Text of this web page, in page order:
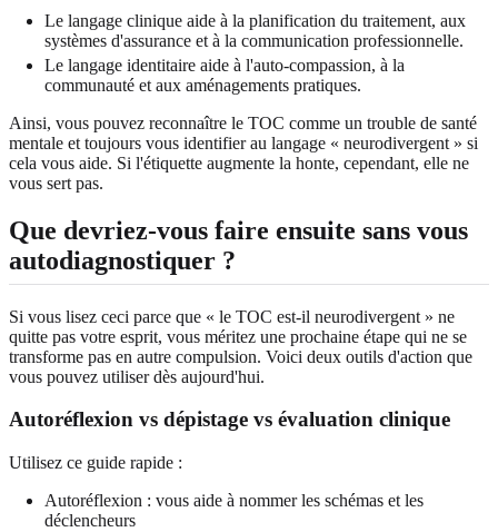
Le langage clinique aide à la planification du traitement, aux
systèmes d'assurance et à la communication professionnelle.
Le langage identitaire aide à l'auto-compassion, à la
communauté et aux aménagements pratiques.
Ainsi, vous pouvez reconnaître le TOC comme un trouble de santé
mentale et toujours vous identifier au langage « neurodivergent » si
cela vous aide. Si l'étiquette augmente la honte, cependant, elle ne
vous sert pas.
Que devriez-vous faire ensuite sans vous
autodiagnostiquer ?
Si vous lisez ceci parce que « le TOC est-il neurodivergent » ne
quitte pas votre esprit, vous méritez une prochaine étape qui ne se
transforme pas en autre compulsion. Voici deux outils d'action que
vous pouvez utiliser dès aujourd'hui.
Autoréflexion vs dépistage vs évaluation clinique
Utilisez ce guide rapide :
Autoréflexion : vous aide à nommer les schémas et les
déclencheurs